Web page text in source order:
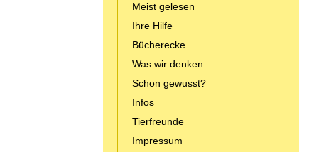
Meist gelesen
Ihre Hilfe
Bücherecke
Was wir denken
Schon gewusst?
Infos
Tierfreunde
Impressum